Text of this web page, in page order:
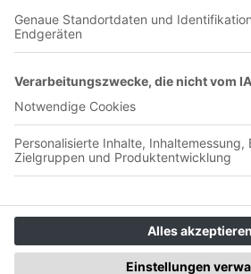
Olympia-Verlag GmbH
Badstraße 4-6
90402 Nürnberg
Unterstütze uns <3
👉 Podcast einreichen👉 Selber einen